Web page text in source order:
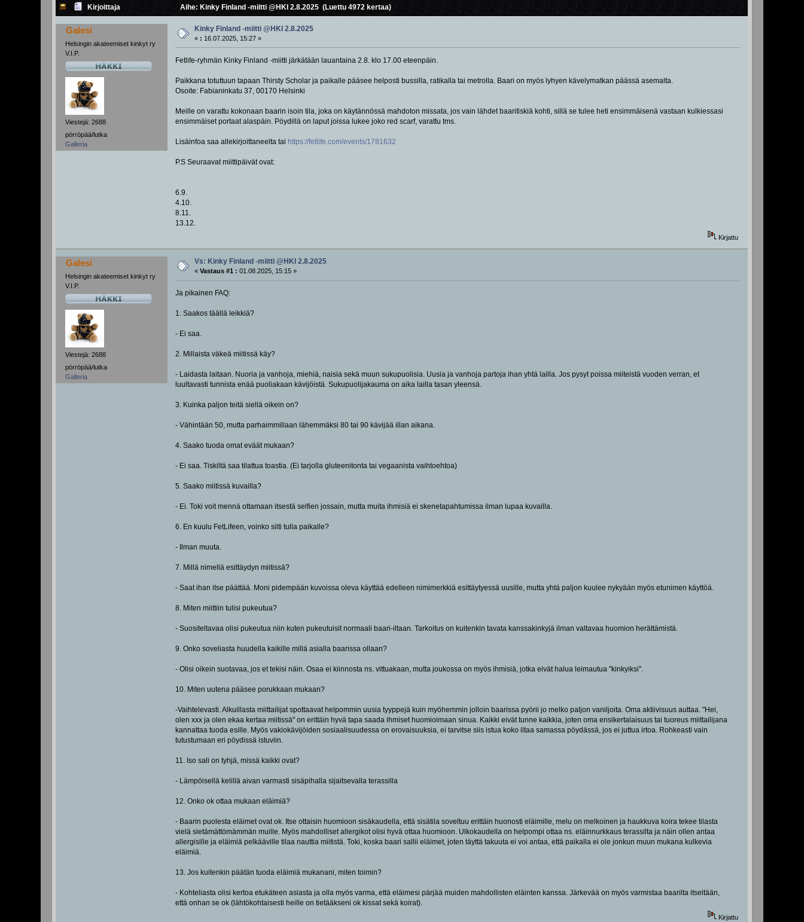
Kirjoittaja Aihe: Kinky Finland -miitti @HKI 2.8.2025 (Luettu 4972 kertaa)
Galesi
Helsingin akateemiset kinkyt ry
V.I.P.
Viestejä: 2688
pörröpää/lutka
Galleria
Kinky Finland -miitti @HKI 2.8.2025
« : 16.07.2025, 15:27 »
Fetlife-ryhmän Kinky Finland -miitti järkätään lauantaina 2.8. klo 17.00 eteenpäin.
Paikkana totuttuun tapaan Thirsty Scholar ja paikalle pääsee helposti bussilla, ratikalla tai metrolla. Baari on myös lyhyen kävelymatkan päässä asemalta.
Osoite: Fabianinkatu 37, 00170 Helsinki
Meille on varattu kokonaan baarin isoin tila, joka on käytännössä mahdoton missata, jos vain lähdet baaritiskiä kohti, sillä se tulee heti ensimmäisenä vastaan kulkiessasi
ensimmäiset portaat alaspäin. Pöydillä on laput joissa lukee joko red scarf, varattu tms.
Lisäinfoa saa allekirjoittaneelta tai https://fetlife.com/events/1781632
P.S Seuraavat miittipäivät ovat:
6.9.
4.10.
8.11.
13.12.
Kirjattu
Galesi
Helsingin akateemiset kinkyt ry
V.I.P.
Viestejä: 2688
pörröpää/lutka
Galleria
Vs: Kinky Finland -miitti @HKI 2.8.2025
«Vastaus #1 : 01.08.2025, 15:15 »
Ja pikainen FAQ:
1. Saakos täällä leikkiä?
- Ei saa.
2. Millaista väkeä miitissä käy?
- Laidasta laitaan. Nuoria ja vanhoja, miehiä, naisia sekä muun sukupuolisia. Uusia ja vanhoja partoja ihan yhtä lailla. Jos pysyt poissa miiteistä vuoden verran, et
luultavasti tunnista enää puoliakaan kävijöistä. Sukupuolijakauma on aika lailla tasan yleensä.
3. Kuinka paljon teitä siellä oikein on?
- Vähintään 50, mutta parhaimmillaan lähemmäksi 80 tai 90 kävijää illan aikana.
4. Saako tuoda omat eväät mukaan?
- Ei saa. Tiskiltä saa tilattua toastia. (Ei tarjolla gluteenitonta tai vegaanista vaihtoehtoa)
5. Saako miitissä kuvailla?
- Ei. Toki voit mennä ottamaan itsestä selfien jossain, mutta muita ihmisiä ei skenetapahtumissa ilman lupaa kuvailla.
6. En kuulu FetLifeen, voinko silti tulla paikalle?
- Ilman muuta.
7. Millä nimellä esittäydyn miitissä?
- Saat ihan itse päättää. Moni pidempään kuvoissa oleva käyttää edelleen nimimerkkiä esittäytyessä uusille, mutta yhtä paljon kuulee nykyään myös etunimen käyttöä.
8. Miten miittiin tulisi pukeutua?
- Suositeltavaa olisi pukeutua niin kuten pukeutuisit normaali baari-iltaan. Tarkoitus on kuitenkin tavata kanssakinkyjä ilman valtavaa huomion herättämistä.
9. Onko soveliasta huudella kaikille millä asialla baarissa ollaan?
- Olisi oikein suotavaa, jos et tekisi näin. Osaa ei kiinnosta ns. vittuakaan, mutta joukossa on myös ihmisiä, jotka eivät halua leimautua "kinkyiksi".
10. Miten uutena pääsee porukkaan mukaan?
-Vaihtelevasti. Alkuillasta miittailijat spottaavat helpommin uusia tyyppejä kuin myöhemmin jolloin baarissa pyörii jo melko paljon vaniljoita. Oma aktiivisuus auttaa. "Hei,
olen xxx ja olen ekaa kertaa miitissä" on erittäin hyvä tapa saada ihmiset huomioimaan sinua. Kaikki eivät tunne kaikkia, joten oma ensikertalaisuus tai tuoreus miittailijana
kannattaa tuoda esille. Myös vakiokävijöiden sosiaalisuudessa on erovaisuuksia, ei tarvitse siis istua koko iltaa samassa pöydässä, jos ei juttua irtoa. Rohkeasti vain
tutustumaan eri pöydissä istuviin.
11. Iso sali on tyhjä, missä kaikki ovat?
- Lämpöisellä kelillä aivan varmasti sisäpihalla sijaitsevalla terassilla
12. Onko ok ottaa mukaan eläimiä?
- Baarin puolesta eläimet ovat ok. Itse ottaisin huomioon sisäkaudella, että sisätila soveltuu erittäin huonosti eläimille, melu on melkoinen ja haukkuva koira tekee tilasta
vielä sietämättömämmän muille. Myös mahdolliset allergikot olisi hyvä ottaa huomioon. Ulkokaudella on helpompi ottaa ns. eläinnurkkaus terassilta ja näin ollen antaa
allergisille ja eläimiä pelkääville tilaa nauttia miitistä. Toki, koska baari sallii eläimet, joten täyttä takuuta ei voi antaa, että paikalla ei ole jonkun muun mukana kulkevia
eläimiä.
13. Jos kuitenkin päätän tuoda eläimiä mukanani, miten toimin?
- Kohteliasta olisi kertoa etukäteen asiasta ja olla myös varma, että eläimesi pärjää muiden mahdollisten eläinten kanssa. Järkevää on myös varmistaa baarilta itseltään,
että onhan se ok (lähtökohtaisesti heille on tietääkseni ok kissat sekä koirat).
Kirjattu